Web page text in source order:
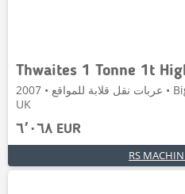
Thwaites 1 Tonne 1t
عربات نقل قلابة للمواقع • 2007 • Biggleswade، Bedfordshire,
UK
٦٬٠٦٨ EUR
RS